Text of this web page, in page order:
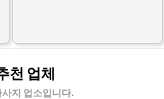
천 업체
지 업소입니다.